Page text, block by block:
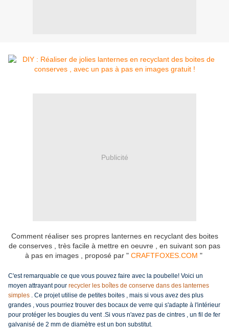
Publicité
Comment réaliser ses propres lanternes en recyclant des boites
de conserves , très facile à mettre en oeuvre , en suivant son pas
à pas en images , proposé par "CRAFTFOXES.COM "
C'est remarquable ce que vous pouvez faire avec la poubelle! Voici un
moyen attrayant pour recycler les boîtes de conserve dans des lanternes
simples . Ce projet utilise de petites boites , mais si vous avez des plus
grandes , vous pourriez trouver des bocaux de verre qui s'adapte à l'intérieur
pour protéger les bougies du vent .Si vous n'avez pas de cintres , un fil de fer
galvanisé de 2 mm de diamètre est un bon substitut.